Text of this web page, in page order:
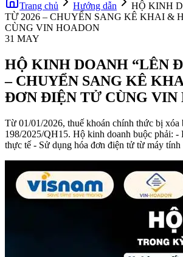
Trang chủ Hướng dẫn
HỘ KINH
TỪ 2026 – CHUYỂN SANG KÊ KHAI &
CÙNG VIN HOADON
31 MAY
HỘ KINH DOANH “LÊN
– CHUYỂN SANG KÊ
ĐƠN ĐIỆN TỬ CÙNG VIN
Từ 01/01/2026, thuế khoán chính thức bị xóa
198/2025/QH15. Hộ kinh doanh buộc phải: -
thực tế - Sử dụng hóa đơn điện tử từ máy